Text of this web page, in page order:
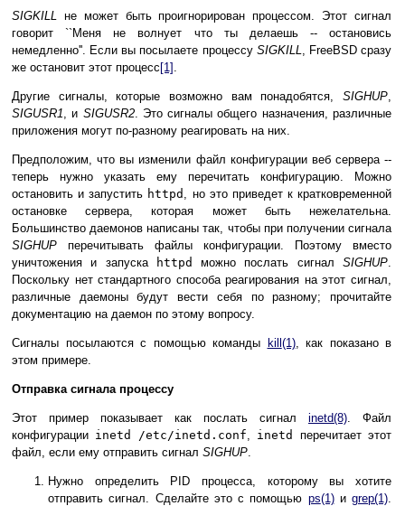
SIGKILL не может быть проигнорирован процессом. Этот сигнал
говорит ``Меня не волнует что ты делаешь -- остановись
немедленно''. Если вы посылаете процессу SIGKILL, FreeBSD сразу
же остановит этот процесс [1] .
Другие сигналы, которые возможно вам понадобятся, SIGHUP,
SIGUSR1, и SIGUSR2. Это сигналы общего назначения, различные
приложения могут по-разному реагировать на них.
Предположим, что вы изменили файл конфигурации веб сервера --
теперь нужно указать ему перечитать конфигурацию. Можно
остановить и запустить httpd , но это приведет к кратковременной
остановке сервера, которая может быть нежелательна.
Большинство даемонов написаны так, чтобы при получении сигнала
SIGHUP перечитывать файлы конфигурации. Поэтому вместо
уничтожения и запуска
httpd можно послать сигналSIGHUP.
Поскольку нет стандартного способа реагирования на этот сигнал,
различные даемоны будут вести себя по разному; прочитайте
документацию на даемон по этому вопросу.
Сигналы посылаются с помощью команды kill (1), как показано в
этом примере.
Отправка сигнала процессу
Этот пример показывает как послать сигнал inetd(8). Файл
конфигурации inetd /etc/inetd.conf, inetd
перечитает этот
файл, если ему отправить сигнал SIGHUP.
Нужно определить PID процесса, которому вы хотите
отправить сигнал. Сделайте это с помощью ps(1)и grep(1).